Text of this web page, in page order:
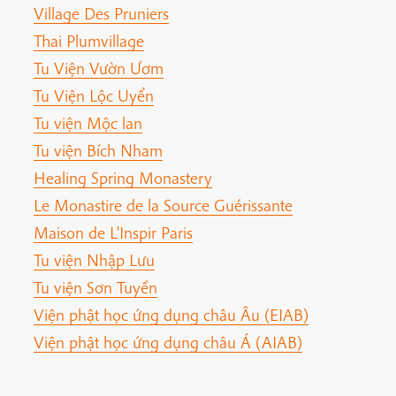
Village Des Pruniers
Thai Plumvillage
Tu Viện Vườn Ươm
Tu Viện Lộc Uyển
Tu viện Mộc lan
Tu viện Bích Nham
Healing Spring Monastery
Le Monastire de la Source Guérissante
Maison de L'Inspir Paris
Tu viện Nhập Lưu
Tu viện Sơn Tuyền
Viện phật học ứng dụng châu Âu (EIAB)
Viện phật học ứng dụng châu Á (AIAB)